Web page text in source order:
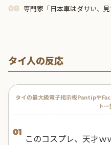
の懐じゃないんだよ」
08 専門家「日本車はダサい、見
タイ人の反応
タイの最大級電子掲示板Pantipや
ト一
01
このコスプレ、天才ｗ